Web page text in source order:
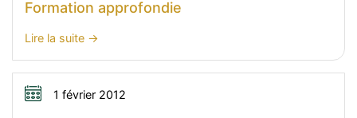
Formation approfondie
Lire la suite:
Le
Cas
1 février 2012